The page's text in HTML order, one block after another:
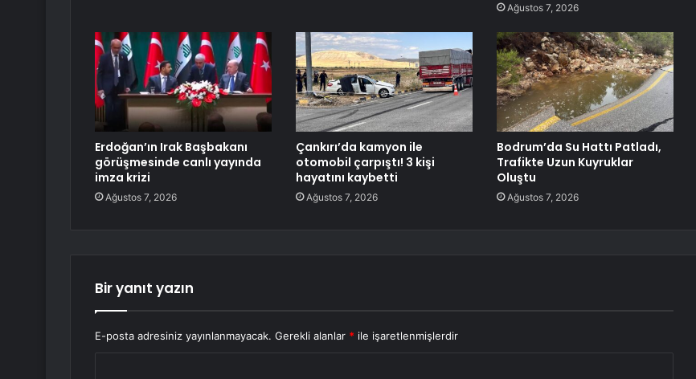
Ağustos 7, 2026
Erdoğan’ın Irak Başbakanı
görüşmesinde canlı yayında
imza krizi
Ağustos 7, 2026
Çankırı’da kamyon ile
otomobil çarpıştı! 3 kişi
hayatını kaybetti
Ağustos 7, 2026
Bodrum’da Su Hattı Patladı,
Trafikte Uzun Kuyruklar
Oluştu
Ağustos 7, 2026
Bir yanıt yazın
E-posta adresiniz yayınlanmayacak. Gerekli alanlar * ile işaretlenmişlerdir